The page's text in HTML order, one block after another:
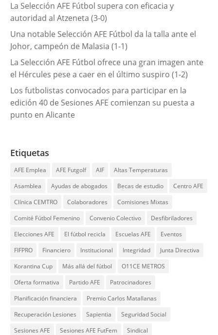
La Selección AFE Fútbol supera con eficacia y
autoridad al Atzeneta (3-0)
Una notable Selección AFE Fútbol da la talla ante el
Johor, campeón de Malasia (1-1)
La Selección AFE Fútbol ofrece una gran imagen ante
el Hércules pese a caer en el último suspiro (1-2)
Los futbolistas convocados para participar en la
edición 40 de Sesiones AFE comienzan su puesta a
punto en Alicante
Etiquetas
AFE Emplea AFE Futgolf AIF
Altas Temperaturas
Asamblea
Ayudas de abogados Becas de estudio
Centro AFE
Clínica CEMTRO
Colaboradores
Comisiones Mixtas
Comité Fútbol Femenino
Convenio Colectivo
Desfibriladores
Elecciones AFE
El fútbol recicla Escuelas AFE
Eventos
FIFPRO
Financiero Institucional Integridad
Junta Directiva
Korantina Cup
Más allá del fútbol
O11CE METROS
Oferta formativa
Partido AFE
Patrocinadores
Planificación financiera
Premio Carlos Matallanas
Recuperación Lesiones
Sapientia
Seguridad Social
Sesiones AFE
Sesiones AFE FutFem
Sindical